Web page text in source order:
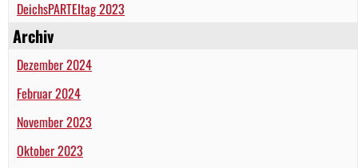
DeichsPARTEItag 2023
Archiv
Dezember 2024
Februar 2024
November 2023
Oktober 2023